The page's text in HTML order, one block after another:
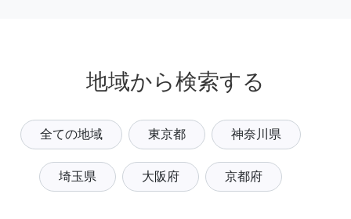
地域から検索する
全ての地域 東京都 神奈川県
埼玉県 大阪府 京都府